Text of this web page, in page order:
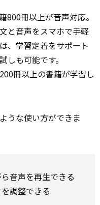
800冊以上が音声対応。
と音声をスマホで手軽
、学習定着をサポート
しも可能です。
冊以上の書籍が学習し
うな使い方ができま
音声を再生できる
調整できる